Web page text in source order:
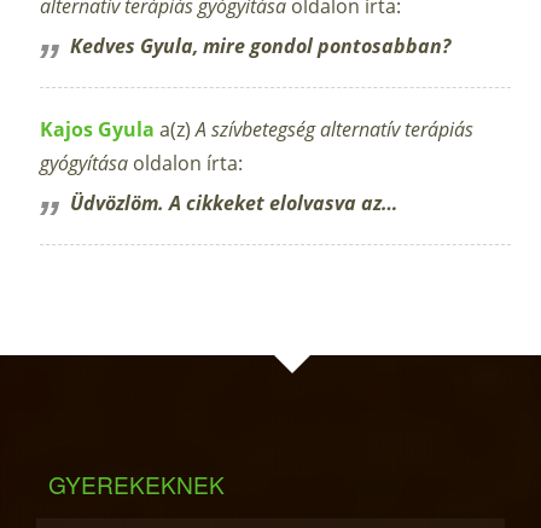
alternatív terápiás gyógyítása oldalon írta:
Kedves Gyula, mire gondol pontosabban?
Kajos Gyula a(z)A szívbetegség alternatív terápiás
gyógyítása oldalon írta:
Üdvözlöm. A cikkeket elolvasva az…
GYEREKEKNEK